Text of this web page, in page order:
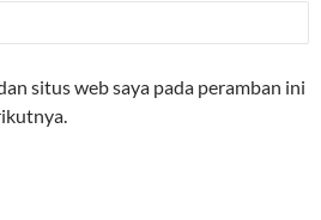
situs web saya pada peramban ini